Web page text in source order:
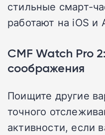
стильные смарт-
работают на iOS и
CMF Watch Pro
соображения
Поищите другие
точного
активности, если